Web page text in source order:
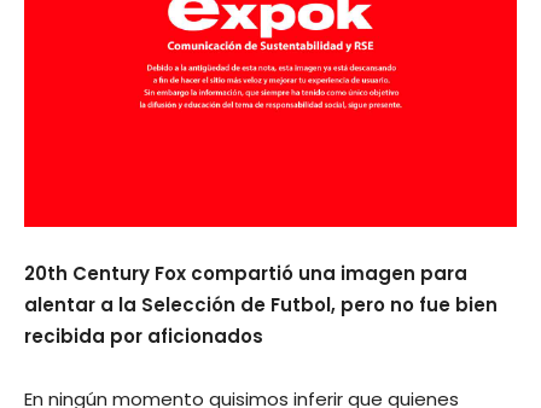
20th Century Fox compartió una imagen para
alentar a la Selección de Futbol, pero no fue bien
recibida por aficionados
En ningún momento quisimos inferir que quienes